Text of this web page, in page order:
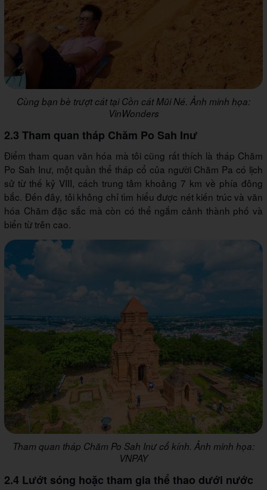
Cùng bạn bè trượt cát tại Cồn cát Mũi Né. Ảnh minh họa:
VinWonders
2.3 Tham quan tháp Chăm Po Sah Inư
Điểm tham quan văn hóa mà tôi cũng rất thích là tháp Chăm
Po Sah Inư, một quần thể tháp cổ của người Chăm Pa có lịch
sử từ thế kỷ VIII, cách trung tâm khoảng 7 km về phía đông
bắc. Đến đây, tôi không chỉ tìm hiểu được nét kiến trúc và văn
hóa Chăm đặc sắc mà còn có thể ngắm cảnh thành phố và
biển từ trên cao.
Tham quan tháp Chăm Po Sah Inư cổ kính. Ảnh minh họa:
VNPAY
2.4 Lướt sóng hoặc tham gia thể thao dưới nước